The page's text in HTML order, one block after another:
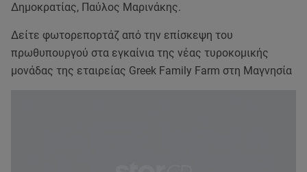
Δημοκρατίας, Παύλος Μαρινάκης.
Δείτε φωτορεπορτάζ από την επίσκεψη του
πρωθυπουργού στα εγκαίνια της νέας τυροκομικής
μονάδας της εταιρείας Greek Family Farm στη Μαγνησία